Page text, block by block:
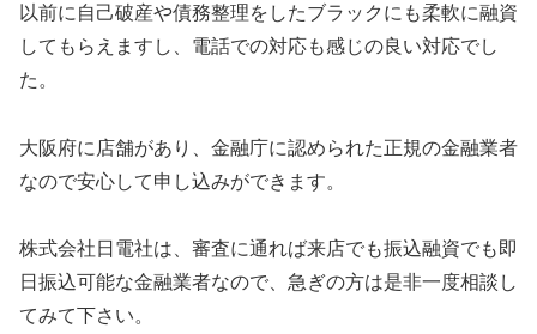
以前に自己破産や債務整理をしたブラックにも柔軟に融資
してもらえますし、電話での対応も感じの良い対応でし
た。
大阪府に店舗があり、金融庁に認められた正規の金融業者
なので安心して申し込みができます。
株式会社日電社は、審査に通れば来店でも振込融資でも即
日振込可能な金融業者なので、急ぎの方は是非一度相談し
てみて下さい。